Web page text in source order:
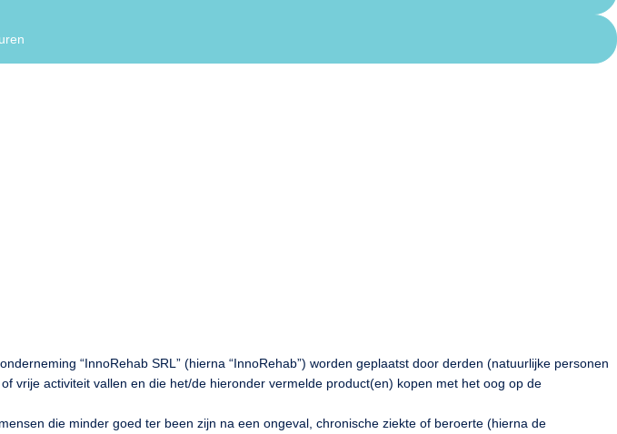
“InnoRehab SRL” (hierna “InnoRehab”) worden geplaatst door derden (natuurlijke personen
vrije activiteit vallen en die het/de hieronder vermelde product(en) kopen met het oog op de
die minder goed ter been zijn na een ongeval, chronische ziekte of beroerte (hierna de